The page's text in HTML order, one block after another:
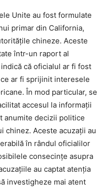
Unite au fost formulate
primar din California,
chineze. Aceste
într-un raport al
că oficialul ar fi fost
ar fi sprijinit interesele
În mod particular, se
accesul la informații
anumite decizii politice
chinez. Aceste acuzații au
în rândul oficialilor
consecințe asupra
au captat atenția
investigheze mai atent